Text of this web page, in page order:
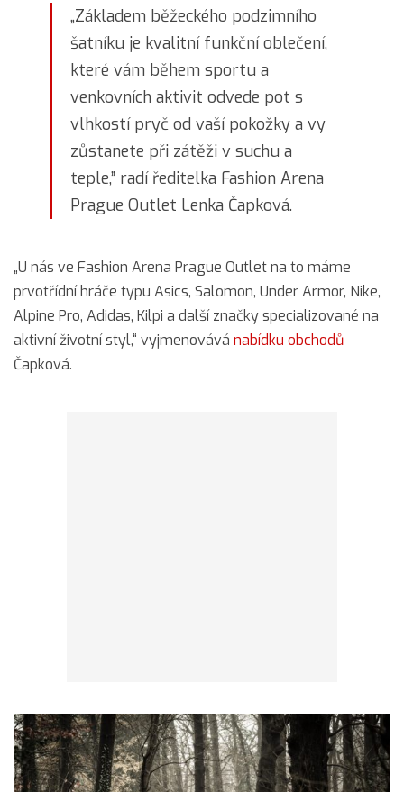
„Základem běžeckého podzimního
šatníku je kvalitní funkční oblečení,
které vám během sportu a
venkovních aktivit odvede pot s
vlhkostí pryč od vaší pokožky a vy
zůstanete při zátěži v suchu a
teple,” radí ředitelka Fashion Arena
Prague Outlet Lenka Čapková.
„U nás ve Fashion Arena Prague Outlet na to máme
prvotřídní hráče typu Asics, Salomon, Under Armor, Nike,
Alpine Pro, Adidas, Kilpi a další značky specializované na
aktivní životní styl,“ vyjmenovává nabídku obchodů
Čapková.